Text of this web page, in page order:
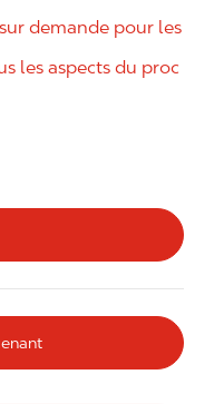
demande pour les
les aspects du proc